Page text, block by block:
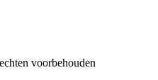
voorbehouden